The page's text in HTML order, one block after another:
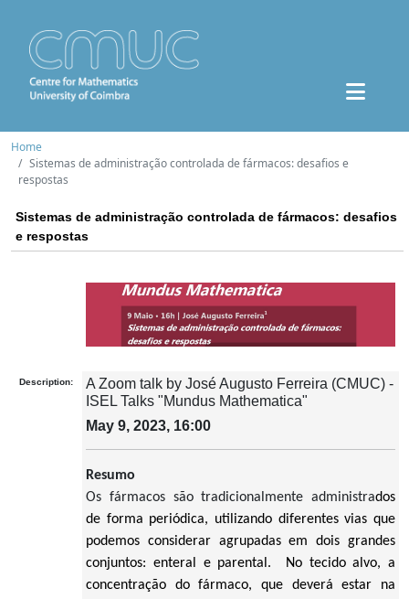
Home
Sistemas de administração controlada de fármacos: desafios e
respostas
Sistemas de administração controlada de fármacos: desafios
e respostas
Description:
A Zoom talk by José Augusto Ferreira (CMUC) -
ISEL Talks "Mundus Mathematica"
May 9, 2023, 16:00
Resumo
Os fármacos são tradicionalmente administrados
de forma periódica, utilizando diferentes vias que
podemos considerar agrupadas em dois grandes
conjuntos: enteral e parental.
No tecido alvo, a
concentração do fármaco, que deverá estar na